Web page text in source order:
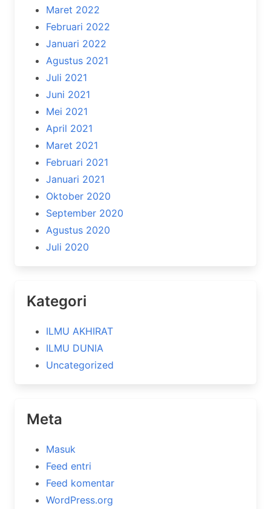
Maret 2022
Februari 2022
Januari 2022
Agustus 2021
Juli 2021
Juni 2021
Mei 2021
April 2021
Maret 2021
Februari 2021
Januari 2021
Oktober 2020
September 2020
Agustus 2020
Juli 2020
Kategori
ILMU AKHIRAT
ILMU DUNIA
Uncategorized
Meta
Masuk
Feed entri
Feed komentar
WordPress.org